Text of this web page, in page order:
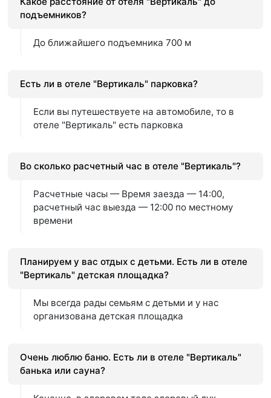
подъемников?
До ближайшего подъемника 700 м
Есть ли в отеле "Вертикаль" парковка?
Если вы путешествуете на автомобиле, то в
отеле "Вертикаль" есть парковка
Во сколько расчетный час в отеле "Вертикаль"?
Расчетные часы — Время заезда — 14:00,
расчетный час выезда — 12:00 по местному
времени
Планируем у вас отдых с детьми. Есть ли в отеле
"Вертикаль" детская площадка?
Мы всегда рады семьям с детьми и у нас
организована детская площадка
Очень люблю баню. Есть ли в отеле "Вертикаль"
банька или сауна?